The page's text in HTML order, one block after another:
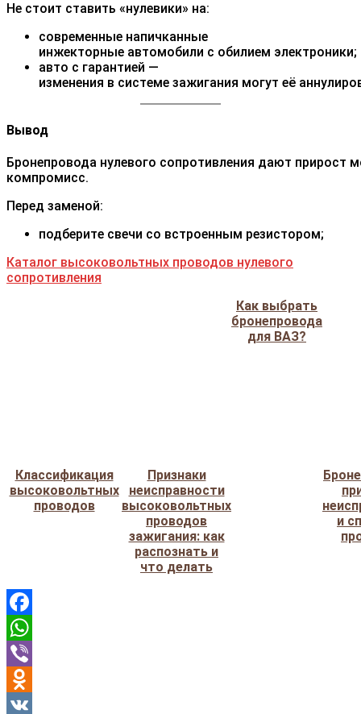
Не стоит ставить «нулевики» на:
современные напичканные
инжекторные автомобили с обилием электроники;
авто с гарантией —
изменения в системе зажигания могут её
Вывод
Бронепровода нулевого сопротивления дают
компромисс.
Перед заменой:
подберите свечи со встроенным резистором;
Каталог высоковольтных проводов нулевого
сопротивления
Классификация
высоковольтных
проводов
Признаки
неисправности
высоковольтных
проводов
зажигания: как
распознать и
что делать
Как выбрать
бронепровода
для ВАЗ?
и
Facebook
WhatsApp
Viber
Odnoklassniki